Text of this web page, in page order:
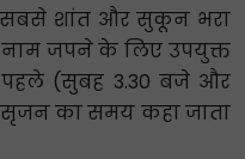
सबसे शांत और सुकून भरा
जपने के लिए उपयुक्त
पहले (सुबह 3.30 बजे और
सृजन का समय कहा जाता